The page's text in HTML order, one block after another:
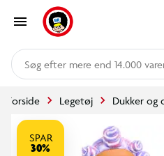
mere end 14.000
Forside Legetøj Dukker og
SPAR
30%